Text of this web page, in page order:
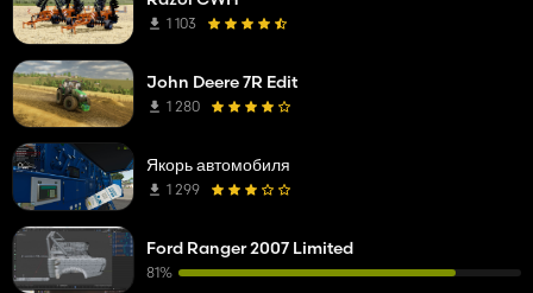
1 103
John Deere 7R Edit
1 280
Якорь автомобиля
1 299
Ford Ranger 2007 Limited
81%